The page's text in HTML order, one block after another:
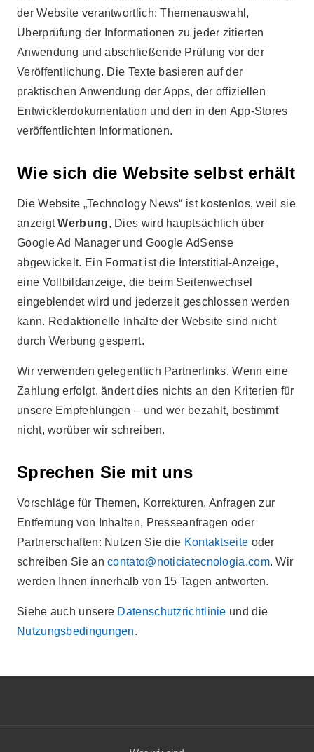
der Website verantwortlich: Themenauswahl,
Überprüfung der Informationen zu jeder zitierten
Anwendung und abschließende Prüfung vor der
Veröffentlichung. Die Texte basieren auf der
praktischen Anwendung der Apps, der offiziellen
Entwicklerdokumentation und den in den App-Stores
veröffentlichten Informationen.
Wie sich die Website selbst erhält
Die Website „Technology News“ ist kostenlos, weil sie
anzeigtWerbung, Dies wird hauptsächlich über
Google Ad Manager und Google AdSense
abgewickelt. Ein Format ist die Interstitial-Anzeige,
eine Vollbildanzeige, die beim Seitenwechsel
eingeblendet wird und jederzeit geschlossen werden
kann. Redaktionelle Inhalte der Website sind nicht
durch Werbung gesperrt.
Wir verwenden gelegentlich Partnerlinks. Wenn eine
Zahlung erfolgt, ändert dies nichts an den Kriterien für
unsere Empfehlungen – und wer bezahlt, bestimmt
nicht, worüber wir schreiben.
Sprechen Sie mit uns
Vorschläge für Themen, Korrekturen, Anfragen zur
Entfernung von Inhalten, Presseanfragen oder
Partnerschaften: Nutzen Sie die Kontaktseite oder
schreiben Sie ancontato@noticiatecnologia.com. Wir
werden Ihnen innerhalb von 15 Tagen antworten.
Siehe auch unsere Datenschutzrichtlinie und die
Nutzungsbedingungen.